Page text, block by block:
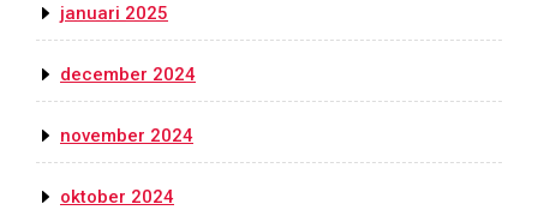
januari 2025
december 2024
november 2024
oktober 2024